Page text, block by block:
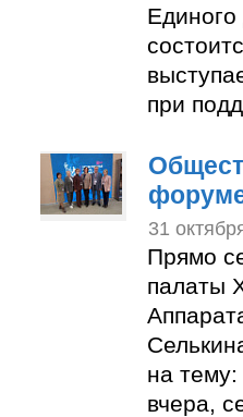
Единого
при
31
Прямо
палаты
на
вчера,